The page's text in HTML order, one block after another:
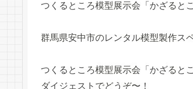
つくるところ模型展示会「かざると
群馬県安中市のレンタル模型製作ス
つくるところ模型展示会「かざると
ダイジェストでどうぞ〜！